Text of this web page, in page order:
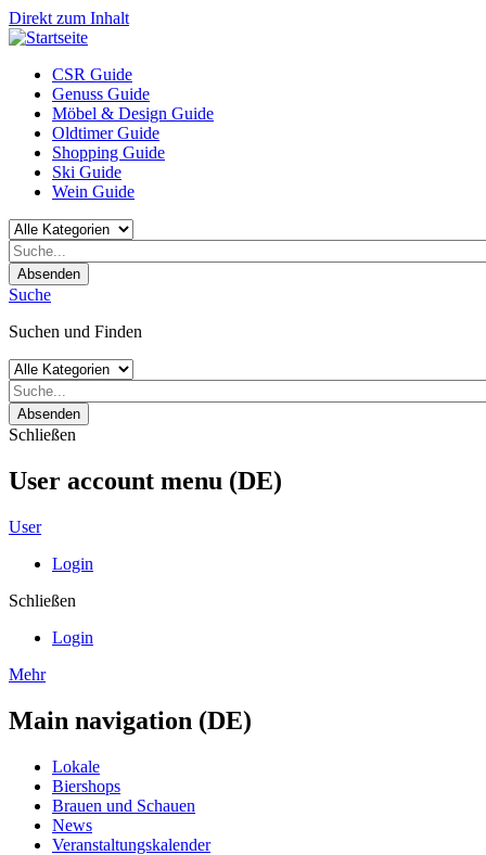
Direkt zum Inhalt
CSR Guide
Genuss Guide
Möbel & Design Guide
Oldtimer Guide
Shopping Guide
Ski Guide
Wein Guide
Absenden
Suche
Suchen und Finden
Absenden
Schließen
User account menu (DE)
User
Login
Schließen
Login
Mehr
Main navigation (DE)
Lokale
Biershops
Brauen und Schauen
News
Veranstaltungskalender